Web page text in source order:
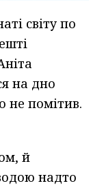
світу по
на дно
не помітив.
й
надто